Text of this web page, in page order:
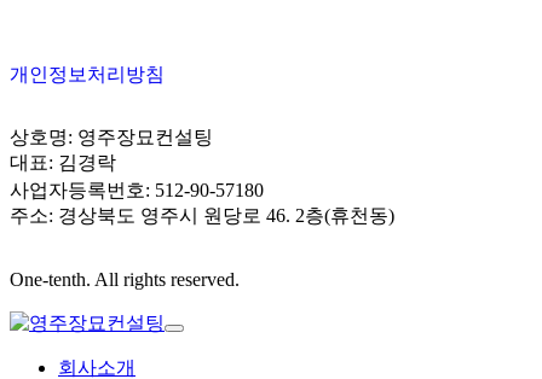
개인정보처리방침
상호명: 영주장묘컨설팅
대표: 김경락
사업자등록번호: 512-90-57180
주소: 경상북도 영주시 원당로 46. 2층(휴천동)
One-tenth. All rights reserved.
회사소개